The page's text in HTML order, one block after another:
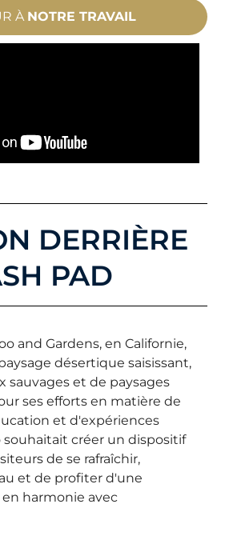
À NOTRE TRAVAIL
DERRIÈRE
PAD
and Gardens, en Californie,
désertique saisissant,
sauvages et de paysages
ses efforts en matière de
et d'expériences
souhaitait créer un dispositif
de se rafraîchir,
et de profiter d'une
harmonie avec